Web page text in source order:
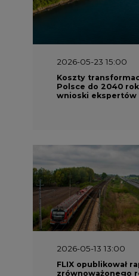
2026-05-13 13:00
FLIX opublikował
zrównoważonego
2026-05-11 10:30
Emitel prezentuje
2025 rok